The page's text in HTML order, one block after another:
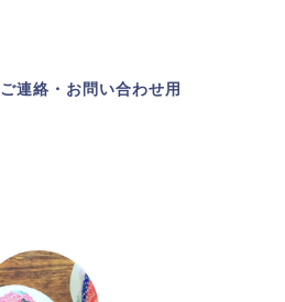
ご連絡・お問い合わせ用